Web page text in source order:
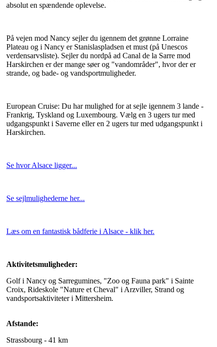
absolut en spændende oplevelse.
På vejen mod Nancy sejler du igennem det grønne Lorraine
Plateau og i Nancy er Stanislaspladsen et must (på Unescos
verdensarvsliste). Sejler du nordpå ad Canal de la Sarre mod
Harskirchen er der mange søer og "vandområder", hvor der er
strande, og bade- og vandsportmuligheder.
European Cruise: Du har mulighed for at sejle igennem 3 lande -
Frankrig, Tyskland og Luxembourg. Vælg en 3 ugers tur med
udgangspunkt i Saverne eller en 2 ugers tur med udgangspunkt i
Harskirchen.
Se hvor Alsace ligger...
Se sejlmulighederne her...
Læs om en fantastisk bådferie i Alsace - klik her.
Aktivitetsmuligheder:
Golf i Nancy og Sarregumines, "Zoo og Fauna park" i Sainte
Croix, Rideskole "Nature et Cheval" i Arzviller, Strand og
vandsportsaktiviteter i Mittersheim.
Afstande:
Strassbourg - 41 km